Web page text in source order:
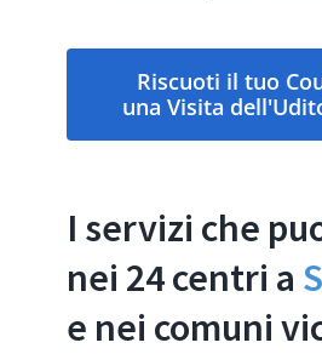
Riscuoti il tuo
una Visita
I servizi che
nei 24 centri a
e nei comuni